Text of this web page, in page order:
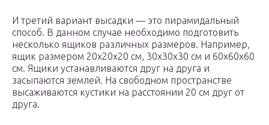
И третий вариант высадки — это пирамидальный
способ. В данном случае необходимо подготовить
несколько ящиков различных размеров. Например,
ящик размером 20х20х20 см, 30х30х30 см и 60х60х60
см. Ящики устанавливаются друг на друга и
засыпаются землей. На свободном пространстве
высаживаются кустики на расстоянии 20 см друг от
друга.